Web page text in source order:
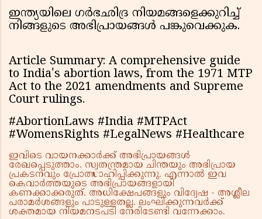
ഇന്ത്യയിലെ ഗർഭഛിദ്ര നിയമങ്ങളെക്കുറിച്ച്
നിങ്ങളുടെ അഭിപ്രായങ്ങൾ പങ്കുവെക്കുക.
Article Summary: A comprehensive guide
to India's abortion laws, from the 1971 MTP
Act to the 2021 amendments and Supreme
Court rulings.
#AbortionLaws #India #MTPAct
#WomensRights #LegalNews #Healthcare
ഇവിടെ വായനക്കാർക്ക് അഭിപ്രായങ്ങൾ
രേഖപ്പെടുത്താം. സ്വതന്ത്രമായ ചിന്തയും അഭിപ്രായ
പ്രകടനവും പ്രോത്സാഹിപ്പിക്കുന്നു. എന്നാൽ ഇവ
കെവാർത്തയുടെ അഭിപ്രായങ്ങളായി
കണക്കാക്കരുത്. അധിക്ഷേപങ്ങളും വിദ്വേഷ - അശ്ലീല
പരാമർശങ്ങളും പാടുള്ളതല്ല. ലംഘിക്കുന്നവർക്ക്
ശക്തമായ നിയമനടപടി നേരിടേണ്ടി വന്നേക്കാം.